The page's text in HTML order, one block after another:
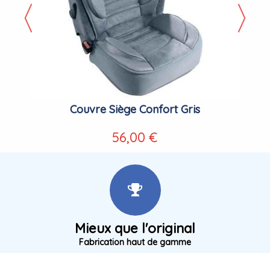
Couvre Siège Confort Gris
56,00 €
Mieux que l'original
Fabrication haut de gamme